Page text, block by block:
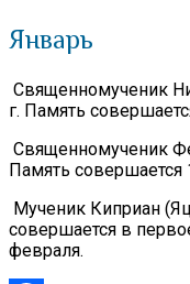
Январь
Священномученик
г. Память
Священномученик
Память совершается
Мученик Киприан
совершается в
февраля.